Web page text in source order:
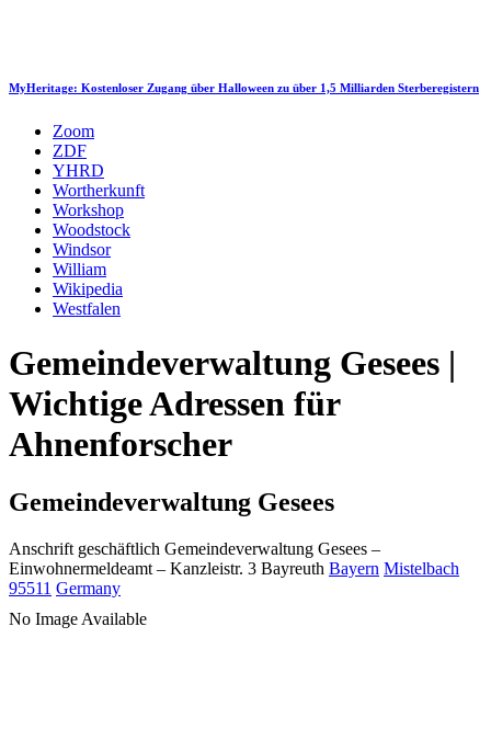
MyHeritage: Kostenloser Zugang über Halloween zu über 1,5 Milliarden Sterberegistern
Zoom
ZDF
YHRD
Wortherkunft
Workshop
Woodstock
Windsor
William
Wikipedia
Westfalen
Gemeindeverwaltung Gesees |
Wichtige Adressen für
Ahnenforscher
Gemeindeverwaltung Gesees
Anschrift geschäftlich Gemeindeverwaltung Gesees –
Einwohnermeldeamt – Kanzleistr. 3 Bayreuth Bayern Mistelbach
95511 Germany
No Image Available